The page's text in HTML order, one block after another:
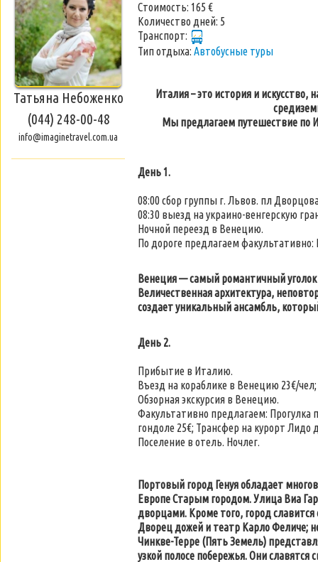
Татьяна Небоженко
(044) 248-00-48
info@imaginetravel.com.ua
Стоимость: 165 €
Количество дней: 5
Транспорт:
Тип отдыха: Автобусные туры
Италия – это история и
Мы предлагаем путешествие по
День 1.
08:00 сбор группы г. Львов. пл
08:30 выезд на украино-венгерскую
Ночной переезд в Венецию.
По дороге предлагаем
Венеция — самый романтичный
Величественная архитектура,
создает уникальный ансамбль,
День 2.
Прибытие в Италию.
Въезд на кораблике в Венецию 23€/
Обзорная экскурсия в Венецию.
Факультативно предлагаем: Прогулка
гондоле 25€; Трансфер на курорт Лидо
Поселение в отель. Ночлег.
Портовый город Генуя обладает
Европе Старым городом. Улица Виа
дворцами. Кроме того, город
Дворец дожей и театр Карло Феличе;
Чинкве-Терре (Пять Земель)
узкой полосе побережья. Они